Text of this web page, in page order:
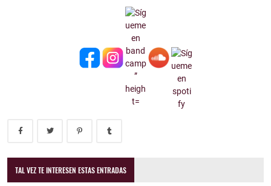
TAL VEZ TE INTERESEN ESTAS ENTRADAS